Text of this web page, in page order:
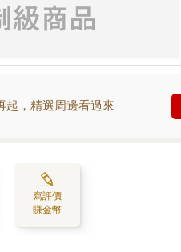
，精選周邊看過來
寫評價
賺金幣